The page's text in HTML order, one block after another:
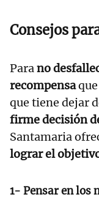
Consejos
Parano
recompensa
que tiene dejar
firme decisión
Santamaria
lograr el
1- Pensar en los